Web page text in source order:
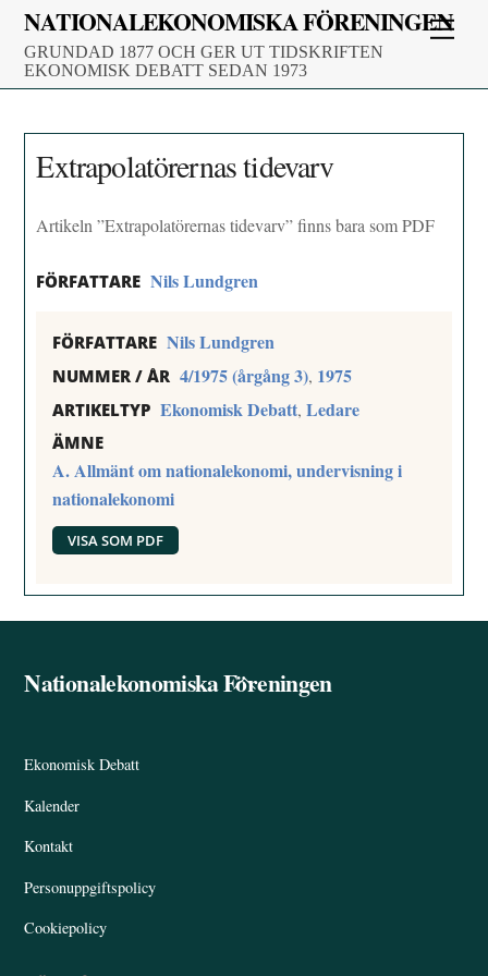
Skip
content
NATIONALEKONOMISKA FÖRENINGEN
GRUNDAD 1877 OCH GER UT TIDSKRIFTEN
EKONOMISK DEBATT SEDAN 1973
Extrapolatörernas tidevarv
Artikeln ”Extrapolatörernas tidevarv” finns bara som PDF
FÖRFATTARE Nils Lundgren
FÖRFATTARE Nils Lundgren
NUMMER / ÅR 4/1975 (årgång 3), 1975
ARTIKELTYP Ekonomisk Debatt,Ledare
ÄMNE
A. Allmänt om nationalekonomi, undervisning i
nationalekonomi
VISA SOM PDF
Back
Nationalekonomiska Föreningen
Ekonomisk Debatt
Kalender
Kontakt
Personuppgiftspolicy
Cookiepolicy